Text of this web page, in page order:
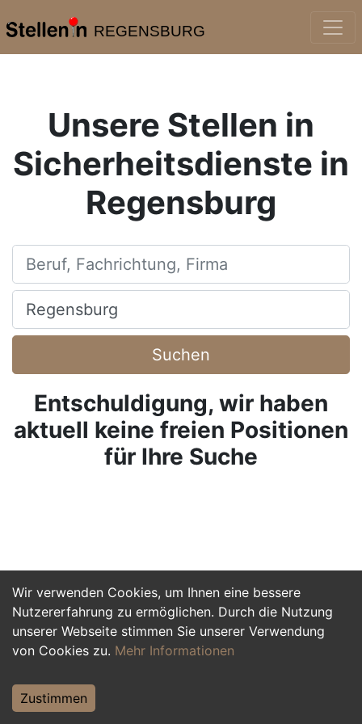
REGENSBURG
Wir verwenden Cookies, um Ihnen eine bessere
Nutzererfahrung zu ermöglichen. Durch die Nutzung
unserer Webseite stimmen Sie unserer Verwendung
von Cookies zu. Mehr Informationen
Zustimmen
Unsere Stellen in
Sicherheitsdienste in
Regensburg
Beruf, Fachrichtung, Firma
Ort, Stadt
Suchen
Entschuldigung, wir haben
aktuell keine freien Positionen
für Ihre Suche